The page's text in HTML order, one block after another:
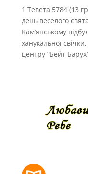
1 Тевета 5784 (13
день веселого
Кам’янському
ханукальної
центру “Бейт